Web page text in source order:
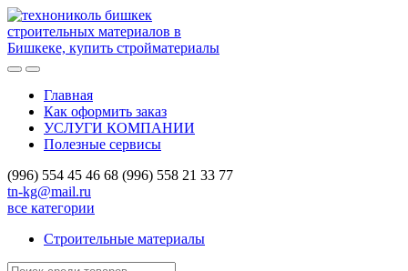
Skip
to
navigation
Skip
to
content
Главная
Как оформить заказ
УСЛУГИ КОМПАНИИ
Полезные сервисы
(996) 554 45 46 68 (996) 558 21 33 77
tn-kg@mail.ru
все категории
Строительные материалы